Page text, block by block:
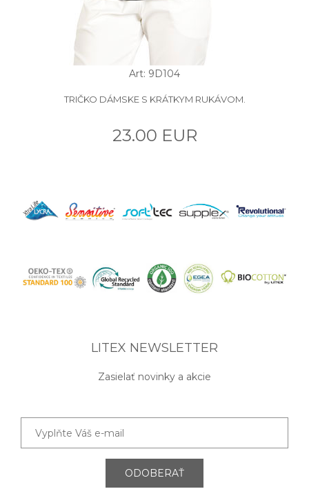
Art: 9D104
TRIČKO DÁMSKE S KRÁTKYM RUKÁVOM.
23.00 EUR
LITEX NEWSLETTER
Zasielať novinky a akcie
ODOBERAŤ